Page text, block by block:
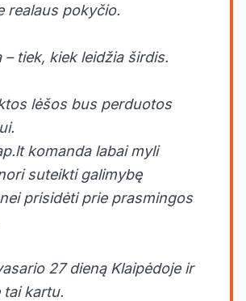
realaus pokyčio.
– tiek, kiek leidžia širdis.
lėšos bus perduotos
komanda labai myli
suteikti galimybę
prisidėti prie prasmingos
27 dieną Klaipėdoje ir
tai kartu.